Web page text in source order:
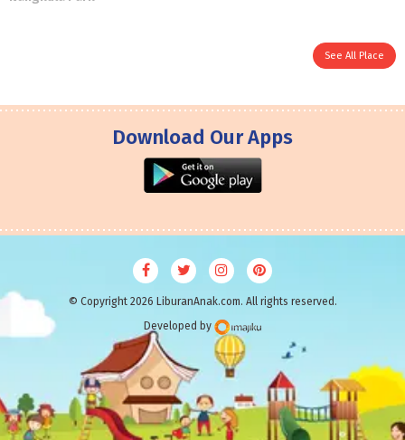
See All Place
Download Our Apps
© Copyright 2026 LiburanAnak.com. All rights reserved.
Developed by